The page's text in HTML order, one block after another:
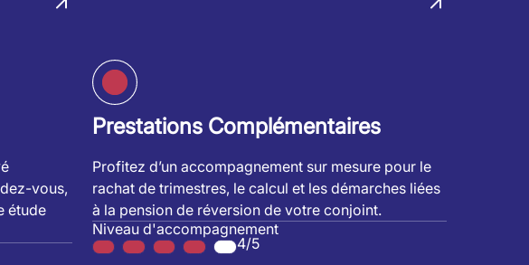
vous,
étude
Prestations Complémentaires
Profitez d’un accompagnement sur mesure pour le
rachat de trimestres, le calcul et les démarches liées
à la pension de réversion de votre conjoint.
Niveau d'accompagnement
4/5